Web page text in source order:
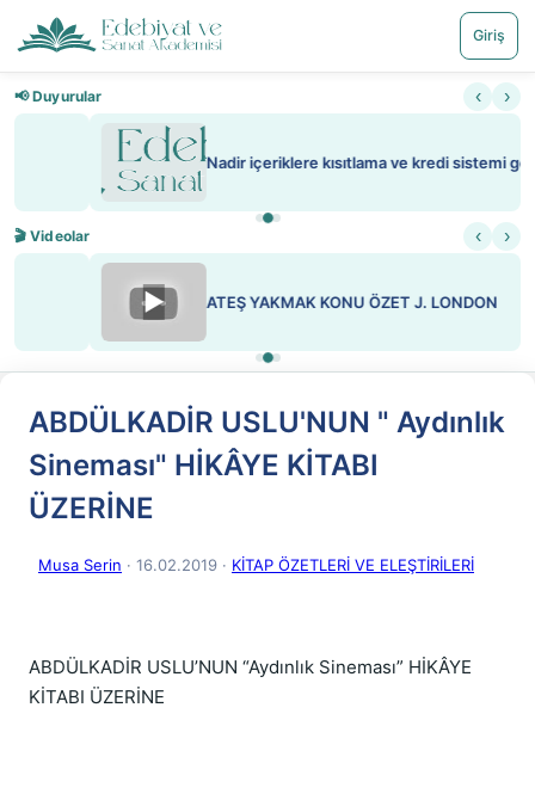
Giriş
📢 Duyurular ‹ ›
Nadir içeriklere kısıtlama ve kredi sistemi getirildi
🎬 Videolar ‹ ›
ATEŞ YAKMAK KONU ÖZET J. LONDON
ABDÜLKADİR USLU'NUN " Aydınlık
Sineması" HİKÂYE KİTABI
ÜZERİNE
Musa Serin · 16.02.2019 · KİTAP ÖZETLERİ VE ELEŞTİRİLERİ
ABDÜLKADİR USLU’NUN “Aydınlık Sineması” HİKÂYE
KİTABI ÜZERİNE